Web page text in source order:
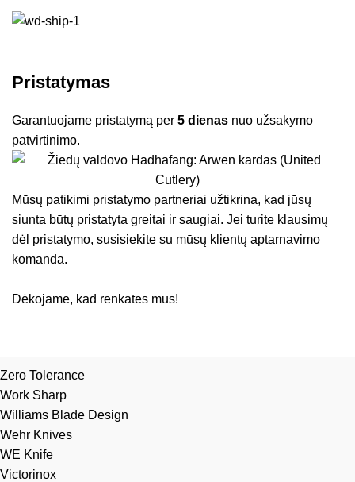
Pristatymas
Garantuojame pristatymą per5 dienas nuo užsakymo
patvirtinimo.
Mūsų patikimi pristatymo partneriai užtikrina, kad jūsų
siunta būtų pristatyta greitai ir saugiai. Jei turite klausimų
dėl pristatymo, susisiekite su mūsų klientų aptarnavimo
komanda.
Dėkojame, kad renkates mus!
Zero Tolerance
Work Sharp
Williams Blade Design
Wehr Knives
WE Knife
Victorinox